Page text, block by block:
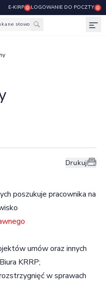
E-KIRP LOGOWANIE DO POCZTY
słowo
Drukuj
poszukuje pracownika na
umów oraz innych
KRRP;
w sprawach